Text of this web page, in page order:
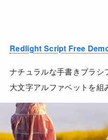
Redlight Script Free
ナチュラルな手書きブラシ
大文字アルファベットを組